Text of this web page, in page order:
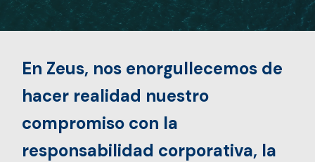
En Zeus, nos enorgullecemos de
hacer realidad nuestro
compromiso con la
responsabilidad corporativa, la